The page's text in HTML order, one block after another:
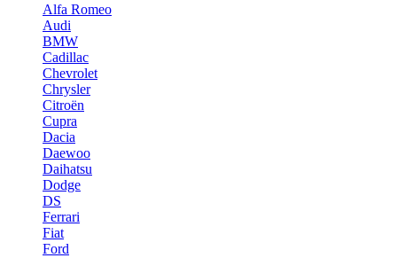
Alfa Romeo
Audi
BMW
Cadillac
Chevrolet
Chrysler
Citroën
Cupra
Dacia
Daewoo
Daihatsu
Dodge
DS
Ferrari
Fiat
Ford